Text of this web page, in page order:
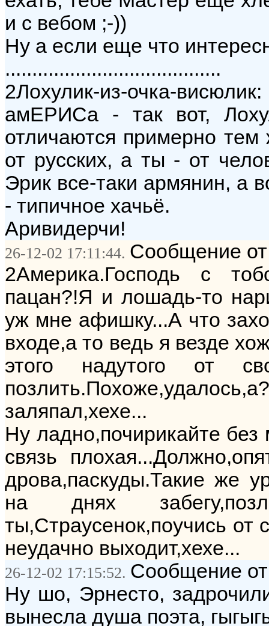
и с вебом ;-))
Ну а если еще что
........................................
2Лохулик-из-очка-
амЕРИСа - так вот,
отличаются примерно
от русских, а ты - от
Эрик все-таки армянин, а
- типичное хачьё.
Аривидерчи!
26-12-02 17:11:44. Сообщение
2Америка.Господь с
пацан?!Я и лошадь-то
уж мне афишку...А что
входе,а то ведь я везде
этого надутого от
заляпал,хехе...
Ну ладно,почирикайте без
связь
дрова,паскуды.Такие же
на днях
ты,Страусенок,поучись от
неудачно выходит,хехе...
26-12-02 17:15:52. Сообщение
Ну шо, Эрнесто,
вынесла душа поэта,